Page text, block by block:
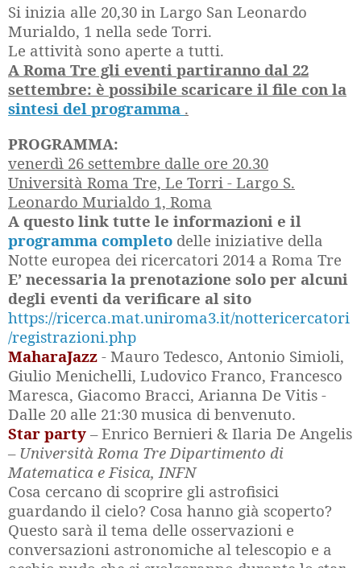
Si inizia alle 20,30 in Largo San Leonardo
Murialdo, 1 nella sede Torri.
Le attività sono aperte a tutti.
A Roma Tre gli eventi partiranno dal 22
settembre: è possibile scaricare il file con la
sintesi del programma .
PROGRAMMA:
venerdì 26 settembre dalle ore 20.30
Università Roma Tre, Le Torri - Largo S.
Leonardo Murialdo 1, Roma
A questo link tutte le informazioni e il
programma completo delle iniziative della
Notte europea dei ricercatori 2014 a Roma Tre
E’ necessaria la prenotazione solo per alcuni
degli eventi da verificare al sito
https://ricerca.mat.uniroma3.it/nottericercatori
/registrazioni.php
MaharaJazz - Mauro Tedesco, Antonio Simioli,
Giulio Menichelli, Ludovico Franco, Francesco
Maresca, Giacomo Bracci, Arianna De Vitis -
Dalle 20 alle 21:30 musica di benvenuto.
Star party – Enrico Bernieri & Ilaria De Angelis
– Università Roma Tre Dipartimento di
Matematica e Fisica, INFN
Cosa cercano di scoprire gli astrofisici
guardando il cielo? Cosa hanno già scoperto?
Questo sarà il tema delle osservazioni e
conversazioni astronomiche al telescopio e a